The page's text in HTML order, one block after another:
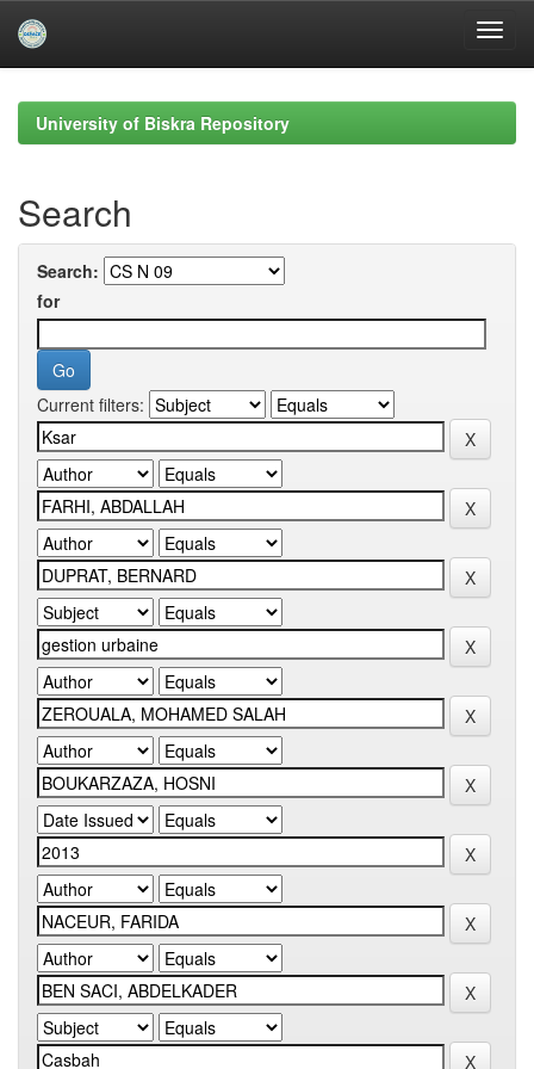
navigationUniversity of Biskra Repository
Search
Search:
for
Current filters: